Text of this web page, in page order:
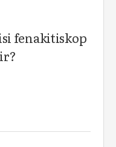
fenakitiskop